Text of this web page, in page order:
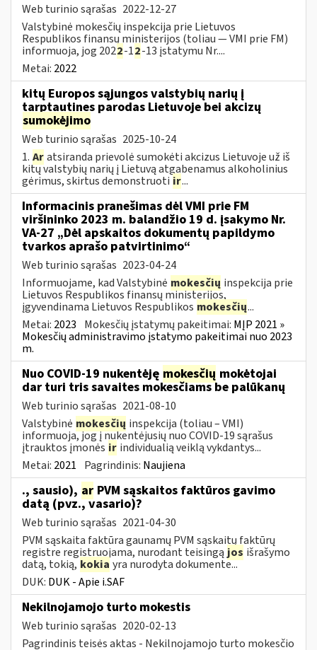
Web turinio sąrašas 2022-12-27
Valstybinė mokesčių inspekcija prie Lietuvos
Respublikos finansų ministerijos (toliau — VMI prie FM)
informuoja, jog 2022-12-13 įstatymu Nr....
Metai: 2022
kitų Europos sąjungos valstybių narių į
tarptautines parodas Lietuvoje bei akcizų
sumokėjimo
Web turinio sąrašas 2025-10-24
1. Aratsiranda prievolė sumokėti akcizus Lietuvoje už iš
kitų valstybių narių į Lietuvą atgabenamus alkoholinius
gėrimus, skirtus demonstruoti ir...
Informacinis pranešimas dėl VMI prie FM
viršininko 2023 m. balandžio 19 d. įsakymo Nr.
VA-27 „Dėl apskaitos dokumentų papildymo
tvarkos aprašo patvirtinimo“
Web turinio sąrašas 2023-04-24
Informuojame, kad Valstybinė mokesčių inspekcija prie
Lietuvos Respublikos finansų ministerijos,
įgyvendinama Lietuvos Respublikos mokesčių...
Metai: 2023 Mokesčių įstatymų pakeitimai: MĮP 2021 »
Mokesčių administravimo įstatymo pakeitimai nuo 2023
m.
Nuo COVID-19 nukentėję mokesčių mokėtojai
dar turi tris savaites mokesčiams be palūkanų
Web turinio sąrašas 2021-08-10
Valstybinė mokesčių inspekcija (toliau – VMI)
informuoja, jog į nukentėjusių nuo COVID-19 sąrašus
įtrauktos įmonės ir individualią veiklą vykdantys...
Metai: 2021 Pagrindinis: Naujiena
., sausio), ar PVM sąskaitos faktūros gavimo
datą (pvz., vasario)?
Web turinio sąrašas 2021-04-30
PVM sąskaita faktūra gaunamų PVM sąskaitų faktūrų
registre registruojama, nurodant teisingą jos išrašymo
datą, tokią, kokia yra nurodyta dokumente...
DUK: DUK - Apie i.SAF
Nekilnojamojo turto mokestis
Web turinio sąrašas 2020-02-13
Pagrindinis teisės aktas - Nekilnojamojo turto mokesčio